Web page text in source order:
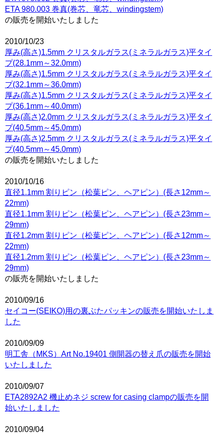
ETA 980.003 巻真(巻芯、竜芯、windingstem)
の販売を開始いたしました
2010/10/23
厚み(高さ)1.5mm クリスタルガラス(ミネラルガラス)平タイ
プ(28.1mm～32.0mm)
厚み(高さ)1.5mm クリスタルガラス(ミネラルガラス)平タイ
プ(32.1mm～36.0mm)
厚み(高さ)1.5mm クリスタルガラス(ミネラルガラス)平タイ
プ(36.1mm～40.0mm)
厚み(高さ)2.0mm クリスタルガラス(ミネラルガラス)平タイ
プ(40.5mm～45.0mm)
厚み(高さ)2.5mm クリスタルガラス(ミネラルガラス)平タイ
プ(40.5mm～45.0mm)
の販売を開始いたしました
2010/10/16
直径1.1mm 割りピン（松葉ピン、ヘアピン）(長さ12mm～
22mm)
直径1.1mm 割りピン（松葉ピン、ヘアピン）(長さ23mm～
29mm)
直径1.2mm 割りピン（松葉ピン、ヘアピン）(長さ12mm～
22mm)
直径1.2mm 割りピン（松葉ピン、ヘアピン）(長さ23mm～
29mm)
の販売を開始いたしました
2010/09/16
セイコー(SEIKO)用の裏ぶたパッキンの販売を開始いたしま
した
2010/09/09
明工舎（MKS）Art No.19401 側開器の替え爪の販売を開始
いたしました
2010/09/07
ETA2892A2 機止めネジ screw for casing clampの販売を開
始いたしました
2010/09/04